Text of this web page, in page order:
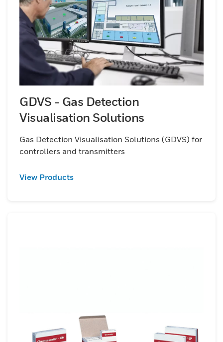
GDVS - Gas Detection
Visualisation Solutions
Gas Detection Visualisation Solutions (GDVS) for
controllers and transmitters
View Products